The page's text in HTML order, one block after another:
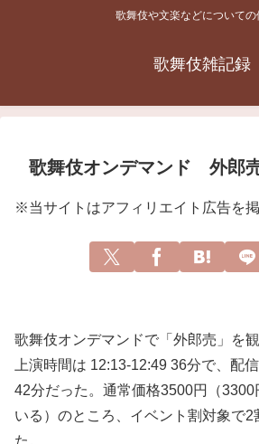
歌舞伎や文楽などについての
歌舞伎雑記録
歌舞伎オンデマンド 外郎
※当サイトはアフィリエイト広告を
歌舞伎オンデマンドで「外郎売」を
上演時間は 12:13-12:49 36分で、配
42分だった。通常価格3500円（3300
いる）のところ、イベント割対象で2
た。